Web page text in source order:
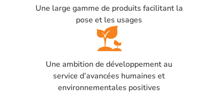
Une large gamme de produits facilitant la
pose et les usages
Une ambition de développement au
service d’avancées humaines et
environnementales positives